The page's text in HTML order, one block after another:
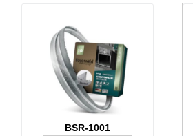
BSR-1001